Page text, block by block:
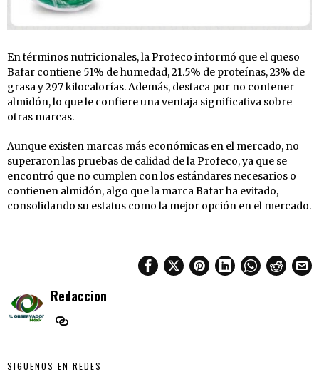
En términos nutricionales, la Profeco informó que el queso
Bafar contiene 51% de humedad, 21.5% de proteínas, 23% de
grasa y 297 kilocalorías. Además, destaca por no contener
almidón, lo que le confiere una ventaja significativa sobre
otras marcas.
Aunque existen marcas más económicas en el mercado, no
superaron las pruebas de calidad de la Profeco, ya que se
encontró que no cumplen con los estándares necesarios o
contienen almidón, algo que la marca Bafar ha evitado,
consolidando su estatus como la mejor opción en el mercado.
Redaccion
SIGUENOS EN REDES